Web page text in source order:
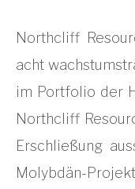
Northcliff
acht
im Portfolio der
Northcliff
Erschließung
Molybdän-